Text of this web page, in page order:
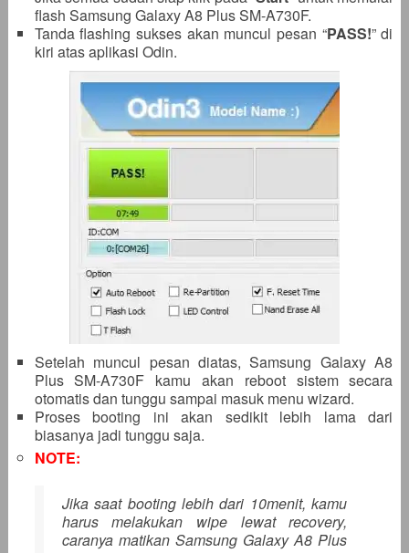
flash Samsung Galaxy A8 Plus SM-A730F.
Tanda flashing sukses akan muncul pesan “PASS!” di
kiri atas aplikasi Odin.
Setelah muncul pesan diatas, Samsung Galaxy A8
Plus SM-A730F kamu akan reboot sistem secara
otomatis dan tunggu sampai masuk menu wizard.
Proses booting ini akan sedikit lebih lama dari
biasanya jadi tunggu saja.
NOTE:
Jika saat booting lebih dari 10menit, kamu
harus melakukan wipe lewat recovery,
caranya matikan Samsung Galaxy A8 Plus